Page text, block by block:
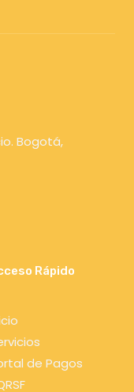
Rápido
de Pagos
Bogotá,